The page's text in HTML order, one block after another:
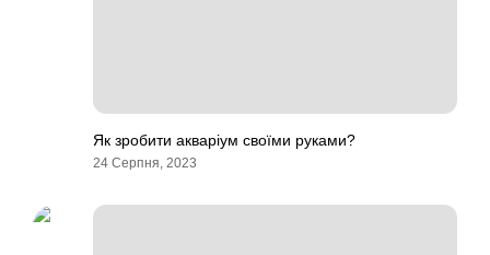
Як зробити акваріум своїми руками?
24 Серпня, 2023